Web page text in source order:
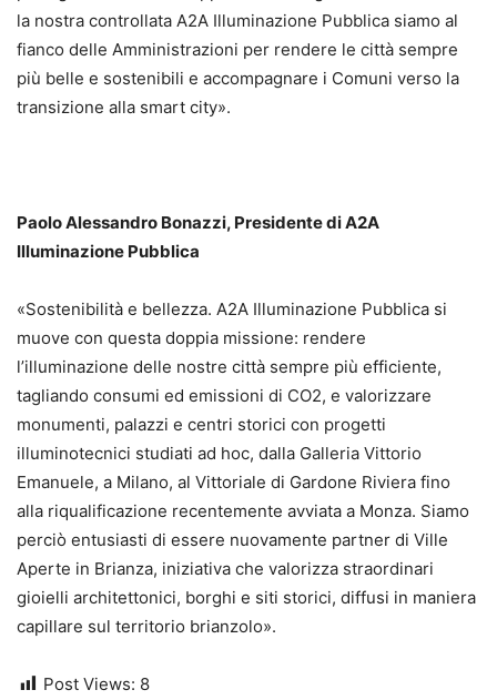
la nostra controllata A2A Illuminazione Pubblica siamo al
fianco delle Amministrazioni per rendere le città sempre
più belle e sostenibili e accompagnare i Comuni verso la
transizione alla smart city».
Paolo Alessandro Bonazzi, Presidente di A2A
Illuminazione Pubblica
«Sostenibilità e bellezza. A2A Illuminazione Pubblica si
muove con questa doppia missione: rendere
l’illuminazione delle nostre città sempre più efficiente,
tagliando consumi ed emissioni di CO2, e valorizzare
monumenti, palazzi e centri storici con progetti
illuminotecnici studiati ad hoc, dalla Galleria Vittorio
Emanuele, a Milano, al Vittoriale di Gardone Riviera fino
alla riqualificazione recentemente avviata a Monza. Siamo
perciò entusiasti di essere nuovamente partner di Ville
Aperte in Brianza, iniziativa che valorizza straordinari
gioielli architettonici, borghi e siti storici, diffusi in maniera
capillare sul territorio brianzolo».
Post Views: 8